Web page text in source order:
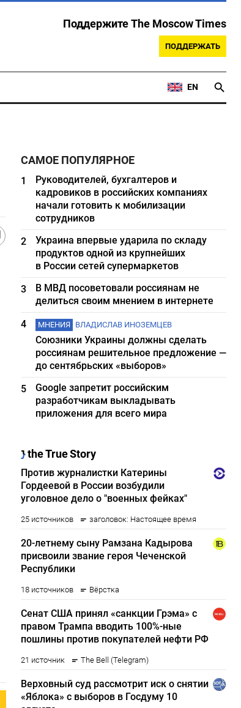
Поддержите The Moscow Times
ПОДДЕРЖАТЬ
EN
САМОЕ ПОПУЛЯРНОЕ
1
Руководителей, бухгалтеров и
кадровиков в российских компаниях
начали готовить к мобилизации
сотрудников
2
Украина впервые ударила по складу
продуктов одной из крупнейших
в России сетей супермаркетов
3
В МВД посоветовали россиянам не
делиться своим мнением в интернете
4
МНЕНИЯ ВЛАДИСЛАВ ИНОЗЕМЦЕВ
Союзники Украины должны сделать
россиянам решительное предложение —
до сентябрьских «выборов»
5
Google запретит российским
разработчикам выкладывать
приложения для всего мира